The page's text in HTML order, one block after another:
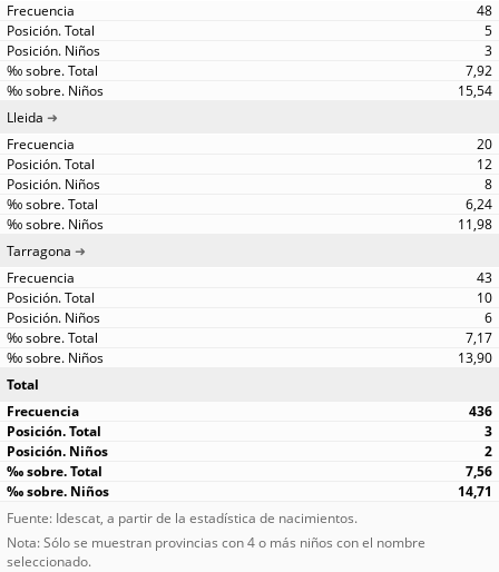
48
5
3
7,92
15,54
Lleida
20
12
8
6,24
11,98
Tarragona
43
10
6
7,17
13,90
Total
436
3
2
7,56
14,71
Fuente: Idescat, a partir de la estadística de nacimientos.
Nota: Sólo se muestran provincias con 4 o más niños con el nombre
seleccionado.